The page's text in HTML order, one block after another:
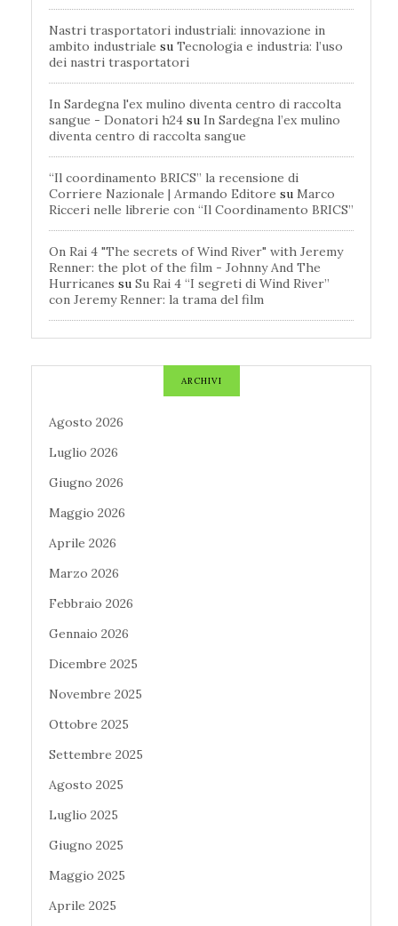
Nastri trasportatori industriali: innovazione in
ambito industriale su Tecnologia e industria: l’uso
dei nastri trasportatori
In Sardegna l'ex mulino diventa centro di raccolta
sangue - Donatori h24 su In Sardegna l’ex mulino
diventa centro di raccolta sangue
“Il coordinamento BRICS” la recensione di
Corriere Nazionale | Armando Editore su Marco
Ricceri nelle librerie con “Il Coordinamento BRICS”
On Rai 4 "The secrets of Wind River" with Jeremy
Renner: the plot of the film - Johnny And The
Hurricanes su Su Rai 4 “I segreti di Wind River”
con Jeremy Renner: la trama del film
ARCHIVI
Agosto 2026
Luglio 2026
Giugno 2026
Maggio 2026
Aprile 2026
Marzo 2026
Febbraio 2026
Gennaio 2026
Dicembre 2025
Novembre 2025
Ottobre 2025
Settembre 2025
Agosto 2025
Luglio 2025
Giugno 2025
Maggio 2025
Aprile 2025